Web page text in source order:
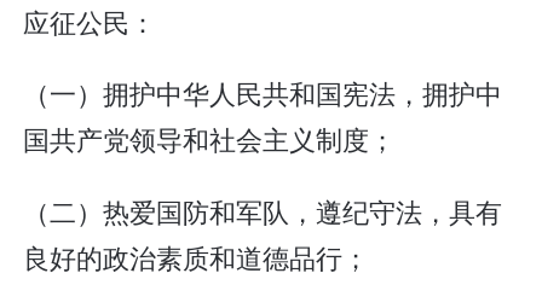
应征公民：
（一）拥护中华人民共和国宪法，拥护中
国共产党领导和社会主义制度；
（二）热爱国防和军队，遵纪守法，具有
良好的政治素质和道德品行；